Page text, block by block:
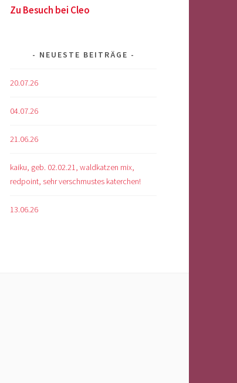
Zu Besuch bei Cleo
NEUESTE BEITRÄGE
20.07.26
04.07.26
21.06.26
kaiku, geb. 02.02.21, waldkatzen mix,
redpoint, sehr verschmustes katerchen!
13.06.26